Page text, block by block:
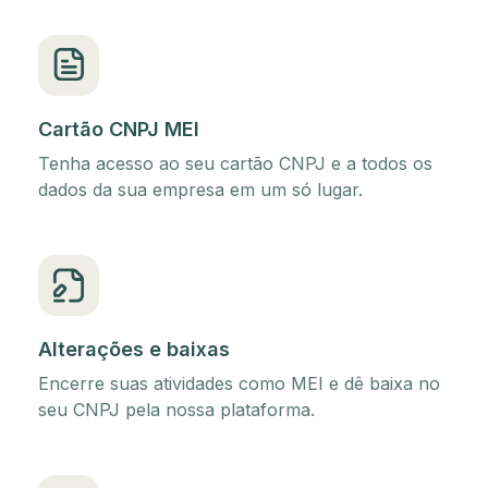
Cartão CNPJ MEI
Tenha acesso ao seu cartão CNPJ e a todos os
dados da sua empresa em um só lugar.
Alterações e baixas
Encerre suas atividades como MEI e dê baixa no
seu CNPJ pela nossa plataforma.